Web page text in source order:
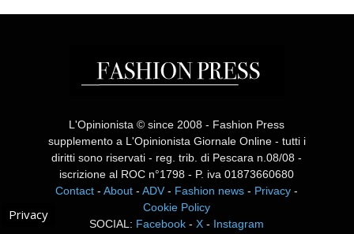
L'Opinionista © since 2008 - Fashion Press
supplemento a L'Opinionista Giornale Online - tutti i
diritti sono riservati - reg. trib. di Pescara n.08/08 -
iscrizione al ROC n°1798 - P. iva 01873660680
Contact -About -ADV - Fashion news - Privacy -
Cookie Policy
SOCIAL: Facebook -X - Instagram
Privacy